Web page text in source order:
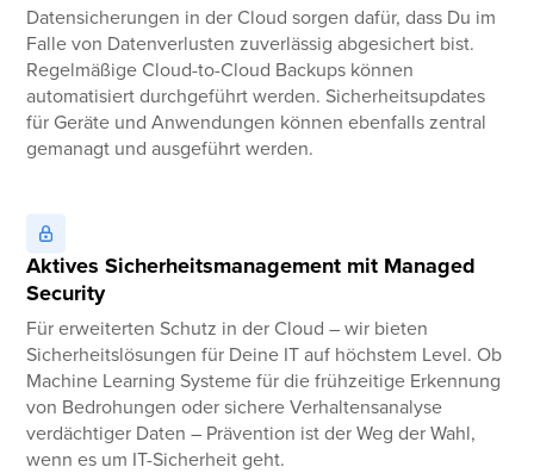
Datensicherungen in der Cloud sorgen dafür, dass Du im
Falle von Datenverlusten zuverlässig abgesichert bist.
Regelmäßige Cloud-to-Cloud Backups können
automatisiert durchgeführt werden. Sicherheitsupdates
für Geräte und Anwendungen können ebenfalls zentral
gemanagt und ausgeführt werden.
Aktives Sicherheitsmanagement mit Managed
Security
Für erweiterten Schutz in der Cloud – wir bieten
Sicherheitslösungen für Deine IT auf höchstem Level. Ob
Machine Learning Systeme für die frühzeitige Erkennung
von Bedrohungen oder sichere Verhaltensanalyse
verdächtiger Daten – Prävention ist der Weg der Wahl,
wenn es um IT-Sicherheit geht.